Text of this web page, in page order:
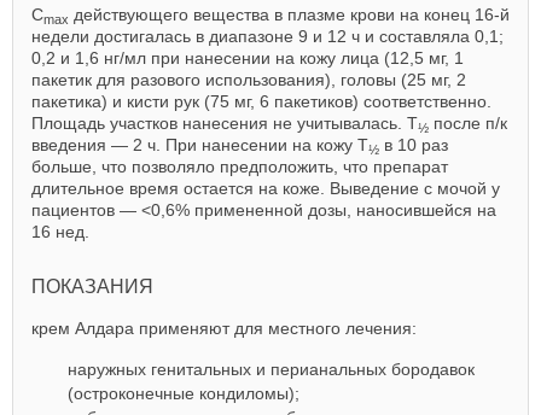
Cmax действующего вещества в плазме крови на конец 16-й
недели достигалась в диапазоне 9 и 12 ч и составляла 0,1;
0,2 и 1,6 нг/мл при нанесении на кожу лица (12,5 мг, 1
пакетик для разового использования), головы (25 мг, 2
пакетика) и кисти рук (75 мг, 6 пакетиков) соответственно.
Площадь участков нанесения не учитывалась. T½ после п/к
введения — 2 ч. При нанесении на кожу T½ в 10 раз
больше, что позволяло предположить, что препарат
длительное время остается на коже. Выведение с мочой у
пациентов — <0,6% примененной дозы, наносившейся на
16 нед.
ПОКАЗАНИЯ
крем Алдара применяют для местного лечения:
наружных генитальных и перианальных бородавок
(остроконечные кондиломы);